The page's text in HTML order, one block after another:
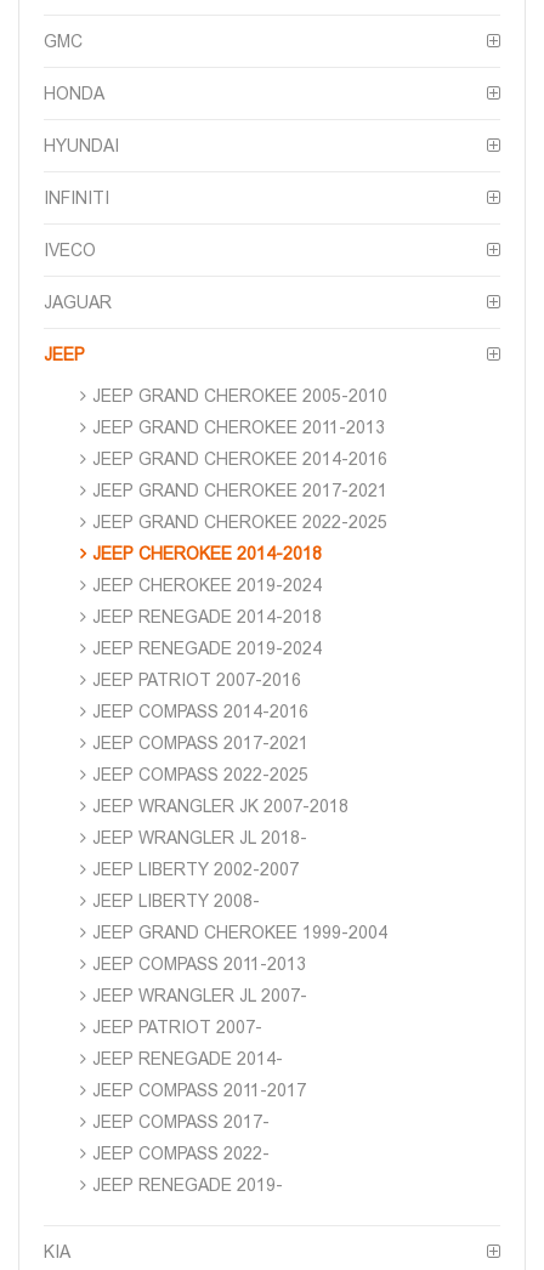
GMC
HONDA
HYUNDAI
INFINITI
IVECO
JAGUAR
JEEP
JEEP GRAND CHEROKEE 2005-2010
JEEP GRAND CHEROKEE 2011-2013
JEEP GRAND CHEROKEE 2014-2016
JEEP GRAND CHEROKEE 2017-2021
JEEP GRAND CHEROKEE 2022-2025
JEEP CHEROKEE 2014-2018
JEEP CHEROKEE 2019-2024
JEEP RENEGADE 2014-2018
JEEP RENEGADE 2019-2024
JEEP PATRIOT 2007-2016
JEEP COMPASS 2014-2016
JEEP COMPASS 2017-2021
JEEP COMPASS 2022-2025
JEEP WRANGLER JK 2007-2018
JEEP WRANGLER JL 2018-
JEEP LIBERTY 2002-2007
JEEP LIBERTY 2008-
JEEP GRAND CHEROKEE 1999-2004
JEEP COMPASS 2011-2013
JEEP WRANGLER JL 2007-
JEEP PATRIOT 2007-
JEEP RENEGADE 2014-
JEEP COMPASS 2011-2017
JEEP COMPASS 2017-
JEEP COMPASS 2022-
JEEP RENEGADE 2019-
KIA